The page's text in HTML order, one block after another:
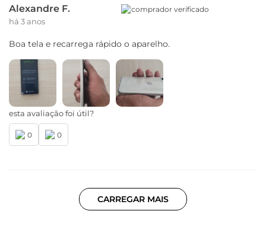
Alexandre F.
há 3 anos
comprador verificado
Boa tela e recarrega rápido o aparelho.
esta avaliação foi útil?
0 0
CARREGAR MAIS